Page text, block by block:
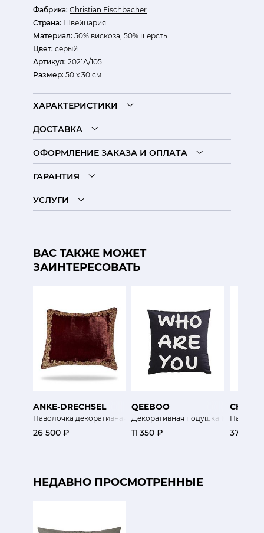
Фабрика: Christian Fischbacher
Страна: Швейцария
Материал: 50% вискоза, 50% шерсть
Цвет: серый
Артикул: 2021А/105
Размер: 50 x 30 см
ХАРАКТЕРИСТИКИ
ДОСТАВКА
ОФОРМЛЕНИЕ ЗАКАЗА И ОПЛАТА
ГАРАНТИЯ
УСЛУГИ
ВАС ТАКЖЕ МОЖЕТ
ЗАИНТЕРЕСОВАТЬ
ANKE-DRECHSEL
Наволочка декоративная Джамила
26 500 ₽
QEEBOO
Декоративная подушка Кто ты
11 350 ₽ 37 900
НЕДАВНО ПРОСМОТРЕННЫЕ